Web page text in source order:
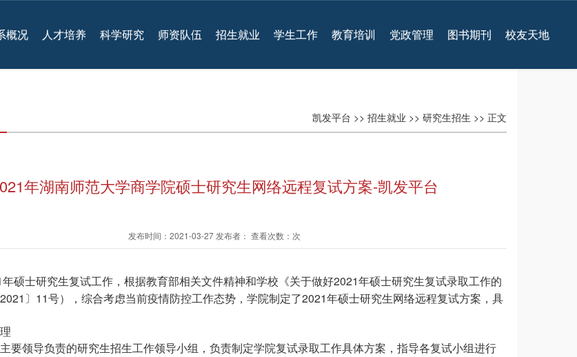
概况 人才培养 科学研究 师资队伍 招生就业 学生工作 教育培训 党政管理 图书期刊 校友天地
凯发平台 >> 招生就业 >> 研究生招生 >> 正文
年湖南师范大学商学院硕士研究生网络远程复试方案-凯发平台
发布时间：2021-03-27 发布者： 查看次数：次
年硕士研究生复试工作，根据教育部相关文件精神和学校《关于做好2021年硕士研究生复试录取工作的
2021 〕 11号），综合考虑当前疫情防控工作态势，学院制定了2021年硕士研究生网络远程复试方案，具
要领导负责的研究生招生工作领导小组，负责制定学院复试录取工作具体方案，指导各复试小组进行